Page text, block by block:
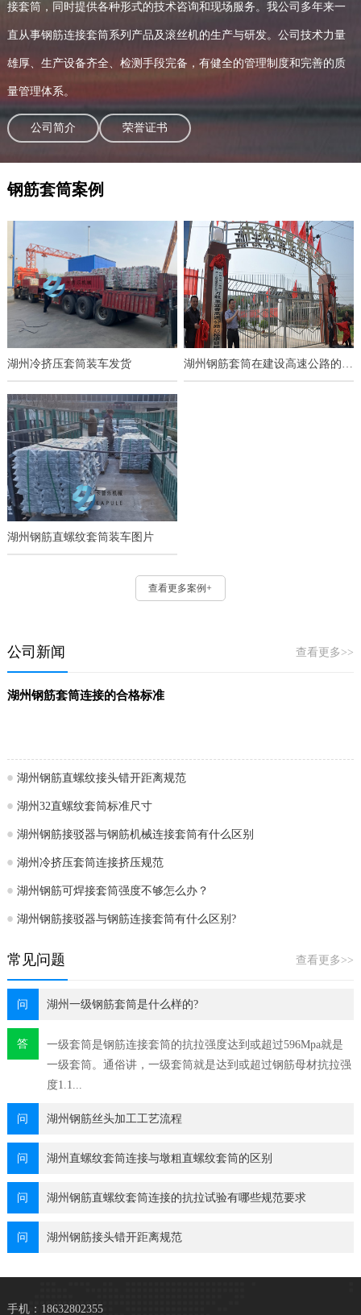
接套筒，同时提供各种形式的技术咨询和现场服务。我公司多年来一
直从事钢筋连接套筒系列产品及滚丝机的生产与研发。公司技术力量
雄厚、生产设备齐全、检测手段完备，有健全的管理制度和完善的质
量管理体系。
公司简介 荣誉证书
钢筋套筒案例
湖州冷挤压套筒装车发货 湖州钢筋套筒在建设高速公路的应用
湖州钢筋直螺纹套筒装车图片
查看更多案例+
查看更多>>
公司新闻
湖州钢筋套筒连接的合格标准
湖州钢筋直螺纹接头错开距离规范
湖州32直螺纹套筒标准尺寸
湖州钢筋接驳器与钢筋机械连接套筒有什么区别
湖州冷挤压套筒连接挤压规范
湖州钢筋可焊接套筒强度不够怎么办？
湖州钢筋接驳器与钢筋连接套筒有什么区别?
查看更多>>
常见问题
问 湖州一级钢筋套筒是什么样的?
答
一级套筒是钢筋连接套筒的抗拉强度达到或超过596Mpa就是
一级套筒。通俗讲，一级套筒就是达到或超过钢筋母材抗拉强
度1.1...
问 湖州钢筋丝头加工工艺流程
问 湖州直螺纹套筒连接与墩粗直螺纹套筒的区别
问 湖州钢筋直螺纹套筒连接的抗拉试验有哪些规范要求
问 湖州钢筋接头错开距离规范
手机：18632802355